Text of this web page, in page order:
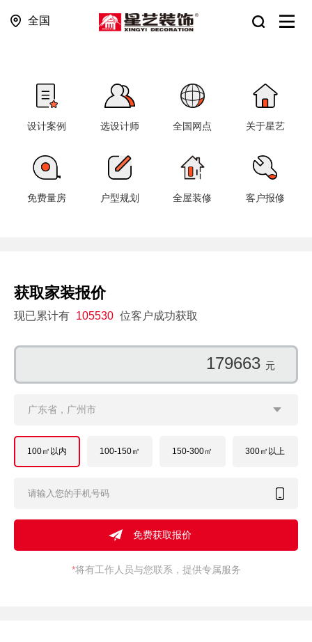
全国
设计案例 选设计师 全国网点 关于星艺
免费量房 户型规划 全屋装修 客户报修
获取家装报价
现已累计有 105530 位客户成功获取
119415 元
广东省，广州市
100㎡以内 100-150㎡ 150-300㎡ 300㎡以上
*将有工作人员与您联系，提供专属服务